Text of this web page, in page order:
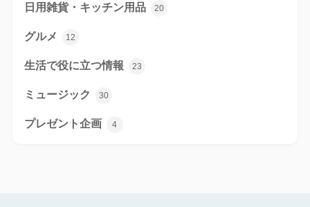
日用雑貨・キッチン用品 20
グルメ 12
生活で役に立つ情報 23
ミュージック 30
プレゼント企画 4